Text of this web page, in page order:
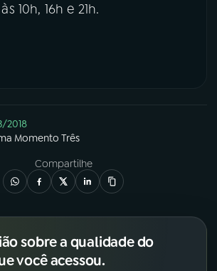
10h, 16h e 21h.
2018
Momento Três
Compartilhe
sobre a qualidade do
você acessou.